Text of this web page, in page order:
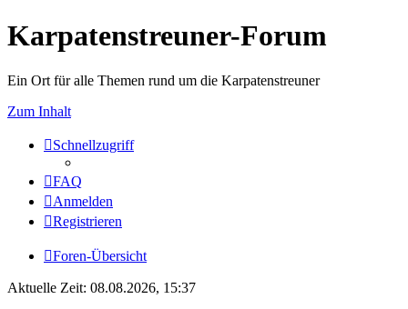
Karpatenstreuner-Forum
Ein Ort für alle Themen rund um die Karpatenstreuner
Zum Inhalt
Schnellzugriff
FAQ
Anmelden
Registrieren
Foren-Übersicht
Aktuelle Zeit: 08.08.2026, 15:37